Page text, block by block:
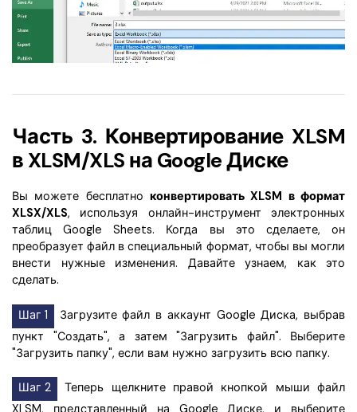
Часть 3. Конвертирование XLSM
в XLSM/XLS на Google Диске
Вы можете бесплатно конвертировать XLSM в формат
XLSX/XLS, используя онлайн-инструмент электронных
таблиц Google Sheets. Когда вы это сделаете, он
преобразует файл в специальный формат, чтобы вы могли
внести нужные изменения. Давайте узнаем, как это
сделать.
Шаг 1
Загрузите файл в аккаунт Google Диска, выбрав
пункт "Создать", а затем "Загрузить файл". Выберите
"Загрузить папку", если вам нужно загрузить всю папку.
Шаг 2
Теперь щелкните правой кнопкой мыши файл
XLSM, представленный на Google Диске, и выберите